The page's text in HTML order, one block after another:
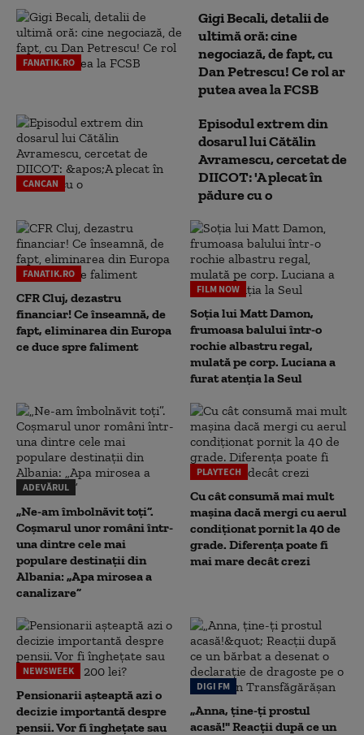
FANATIK.RO
Gigi Becali, detalii de
ultimă oră: cine
negociază, de fapt, cu
Dan Petrescu! Ce rol ar
putea avea la FCSB
CANCAN
Episodul extrem din
dosarul lui Cătălin
Avramescu, cercetat de
DIICOT: 'A plecat în
pădure cu o
FANATIK.RO
CFR Cluj, dezastru
financiar! Ce înseamnă, de
fapt, eliminarea din Europa
ce duce spre faliment
FILM NOW
Soția lui Matt Damon,
frumoasa balului într-o
rochie albastru regal,
mulată pe corp. Luciana a
furat atenția la Seul
ADEVĂRUL
„Ne-am îmbolnăvit toți”.
Coșmarul unor români într-
una dintre cele mai
populare destinații din
Albania: „Apa mirosea a
canalizare”
PLAYTECH
Cu cât consumă mai mult
mașina dacă mergi cu aerul
condiționat pornit la 40 de
grade. Diferența poate fi
mai mare decât crezi
NEWSWEEK
Pensionarii așteaptă azi o
decizie importantă despre
pensii. Vor fi înghețate sau
DIGI FM
„Anna, ţine-ţi prostul
acasă!" Reacţii după ce un